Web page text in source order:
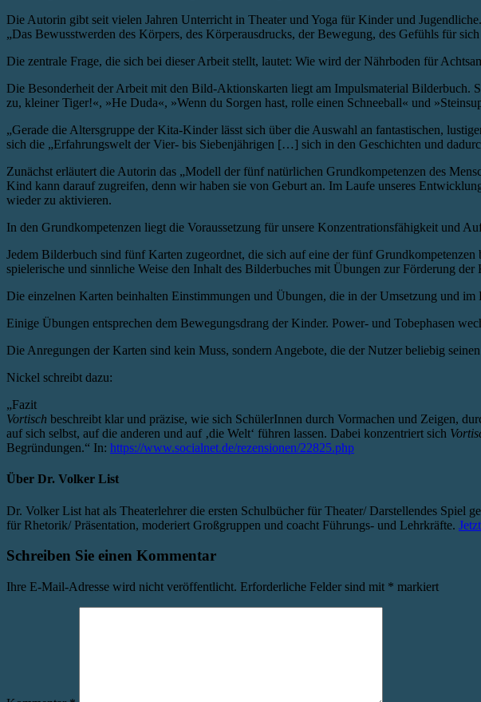
Die Autorin gibt seit vielen Jahren Unterricht in Theater und Yoga für Kinder und
„Das Bewusstwerden des Körpers, des Körperausdrucks, der Bewegung, des Gefühls für
Die zentrale Frage, die sich bei dieser Arbeit stellt, lautet: Wie wird der Nährboden für
Die Besonderheit der Arbeit mit den Bild-Aktionskarten liegt am Impulsmaterial
zu, kleiner Tiger!«, »He Duda«, »Wenn du Sorgen hast, rolle einen Schneeball« und
„Gerade die Altersgruppe der Kita-Kinder lässt sich über die Auswahl an fantastischen,
sich die „Erfahrungswelt der Vier- bis Siebenjährigen […] sich in den Geschichten und
Zunächst erläutert die Autorin das „Modell der fünf natürlichen Grundkompetenzen des
Kind kann darauf zugreifen, denn wir haben sie von Geburt an. Im Laufe unseres
wieder zu aktivieren.
In den Grundkompetenzen liegt die Voraussetzung für unsere Konzentrationsfähigkeit und
Jedem Bilderbuch sind fünf Karten zugeordnet, die sich auf eine der fünf
spielerische und sinnliche Weise den Inhalt des Bilderbuches mit Übungen zur Förderung
Die einzelnen Karten beinhalten Einstimmungen und Übungen, die in der Umsetzung und
Einige Übungen entsprechen dem Bewegungsdrang der Kinder. Power- und Tobephasen
Die Anregungen der Karten sind kein Muss, sondern Angebote, die der Nutzer beliebig
Nickel schreibt dazu:
„Fazit
Vortisch beschreibt klar und präzise, wie sich SchülerInnen durch Vormachen und Zeigen,
auf sich selbst, auf die anderen und auf ‚die Welt‘ führen lassen. Dabei konzentriert sich
Begründungen.“ In: https://www.socialnet.de/rezensionen/22825.php
Über Dr. Volker List
Dr. Volker List hat als Theaterlehrer die ersten Schulbücher für Theater/ Darstellendes Spiel
für Rhetorik/ Präsentation, moderiert Großgruppen und coacht Führungs- und Lehrkräfte.
Schreiben Sie einen Kommentar
Ihre E-Mail-Adresse wird nicht veröffentlicht. Erforderliche Felder sind mit * markiert